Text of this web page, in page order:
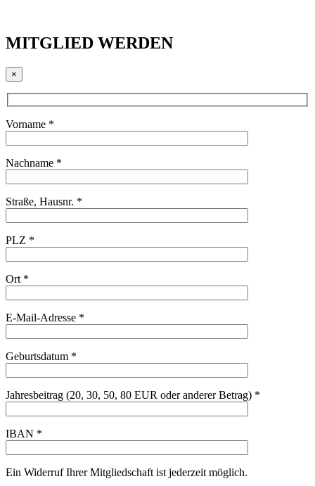
MITGLIED WERDEN
×
Vorname *
Nachname *
Straße, Hausnr. *
PLZ *
Ort *
E-Mail-Adresse *
Geburtsdatum *
Jahresbeitrag (20, 30, 50, 80 EUR oder anderer Betrag) *
IBAN *
Ein Widerruf Ihrer Mitgliedschaft ist jederzeit möglich.